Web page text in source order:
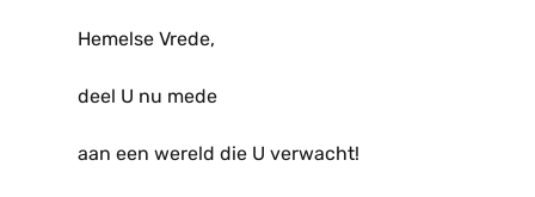
Hemelse Vrede,
deel U nu mede
aan een wereld die U verwacht!